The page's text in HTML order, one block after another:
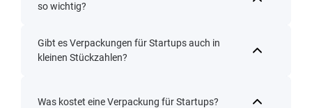
so wichtig?
Gibt es Verpackungen für Startups auch in
kleinen Stückzahlen?
Was kostet eine Verpackung für Startups?